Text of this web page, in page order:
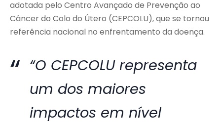
adotada pelo Centro Avançado de Prevenção ao
Câncer do Colo do Útero (CEPCOLU), que se tornou
referência nacional no enfrentamento da doença.
“O CEPCOLU representa
um dos maiores
impactos em nível